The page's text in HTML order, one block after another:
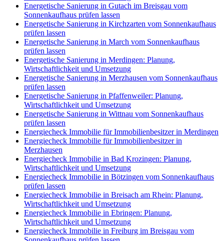
Energetische Sanierung in Gutach im Breisgau vom
Sonnenkaufhaus prüfen lassen
Energetische Sanierung in Kirchzarten vom Sonnenkaufhaus
prüfen lassen
Energetische Sanierung in March vom Sonnenkaufhaus
prüfen lassen
Energetische Sanierung in Merdingen: Planung,
Wirtschaftlichkeit und Umsetzung
Energetische Sanierung in Merzhausen vom Sonnenkaufhaus
prüfen lassen
Energetische Sanierung in Pfaffenweiler: Planung,
Wirtschaftlichkeit und Umsetzung
Energetische Sanierung in Wittnau vom Sonnenkaufhaus
prüfen lassen
Energiecheck Immobilie für Immobilienbesitzer in Merdingen
Energiecheck Immobilie für Immobilienbesitzer in
Merzhausen
Energiecheck Immobilie in Bad Krozingen: Planung,
Wirtschaftlichkeit und Umsetzung
Energiecheck Immobilie in Bötzingen vom Sonnenkaufhaus
prüfen lassen
Energiecheck Immobilie in Breisach am Rhein: Planung,
Wirtschaftlichkeit und Umsetzung
Energiecheck Immobilie in Ebringen: Planung,
Wirtschaftlichkeit und Umsetzung
Energiecheck Immobilie in Freiburg im Breisgau vom